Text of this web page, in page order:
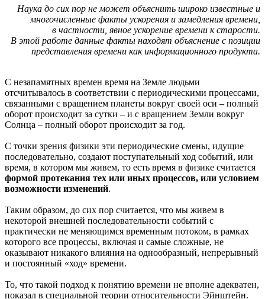
Наука до сих пор не может объяснить широко известные и
многочисленные факты ускорения и замедления времени,
в частности, явное ускорение времени к старости.
В этой работе данные факты находят объяснение с позиции
представления времени как информационного продукта.
С незапамятных времен время на Земле людьми
отсчитывалось в соответствии с периодическими процессами,
связанными с вращением планеты вокруг своей оси – полный
оборот происходит за сутки – и с вращением Земли вокруг
Солнца – полный оборот происходит за год.
С точки зрения физики эти периодические смены, идущие
последовательно, создают поступательный ход событий, или
время, в котором мы живем, то есть время в физике считается
формой протекания тех или иных процессов, или условием
возможности изменений.
Таким образом, до сих пор считается, что мы живем в
некоторой внешней последовательности событий с
практически не меняющимся временным потоком, в рамках
которого все процессы, включая и самые сложные, не
оказывают никакого влияния на однообразный, непрерывный
и постоянный «ход» времени.
То, что такой подход к понятию времени не вполне адекватен,
показал в специальной теории относительности Эйнштейн.